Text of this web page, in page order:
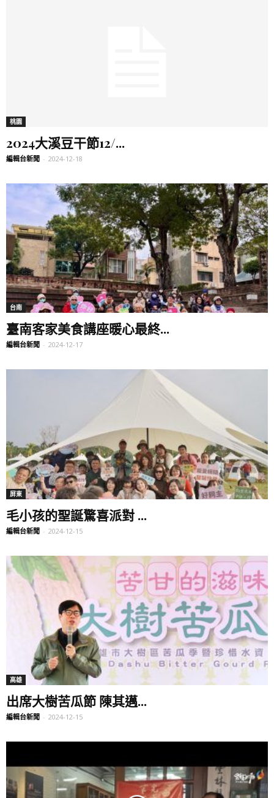
桃園
2024大溪豆干節12/...
編輯台新聞 - 2024-12-18
台南
臺南客家美食講座暖心最終...
編輯台新聞 - 2024-12-17
屏東
毛小孩的聖誕驚喜派對 ...
編輯台新聞 - 2024-12-15
高雄
出席大樹苦瓜節 陳其邁...
編輯台新聞 - 2024-12-15